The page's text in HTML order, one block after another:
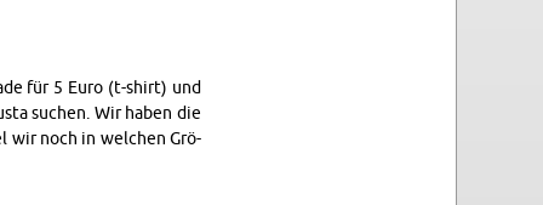
für 5 Euro (t-shirt) und
su­chen. Wir haben die
wir noch in wel­chen Grö­